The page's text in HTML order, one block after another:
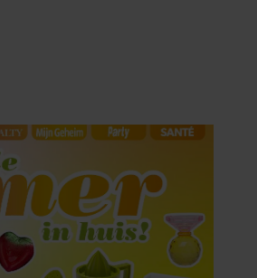
lekker in je vel
ontvang je elke
ontspannen en in
te voelen.